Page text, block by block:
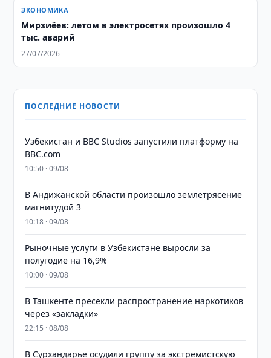
ЭКОНОМИКА
Мирзиёев: летом в электросетях произошло 4
тыс. аварий
27/07/2026
ПОСЛЕДНИЕ НОВОСТИ
Узбекистан и BBC Studios запустили платформу на
BBC.com
10:50 · 09/08
В Андижанской области произошло землетрясение
магнитудой 3
10:18 · 09/08
Рыночные услуги в Узбекистане выросли за
полугодие на 16,9%
10:00 · 09/08
В Ташкенте пресекли распространение наркотиков
через «закладки»
22:15 · 08/08
В Сурхандарье осудили группу за экстремистскую